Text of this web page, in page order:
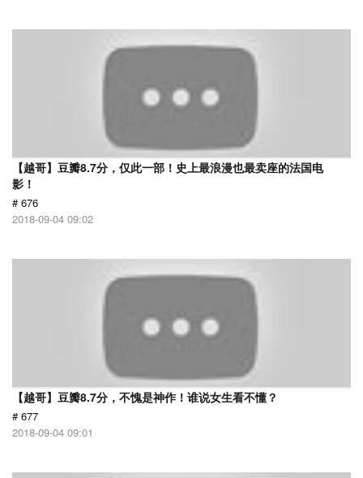
【越哥】豆瓣8.7分，仅此一部！史上最浪漫也最卖座的法国电
影！
# 676
2018-09-04 09:02
【越哥】豆瓣8.7分，不愧是神作！谁说女生看不懂？
# 677
2018-09-04 09:01